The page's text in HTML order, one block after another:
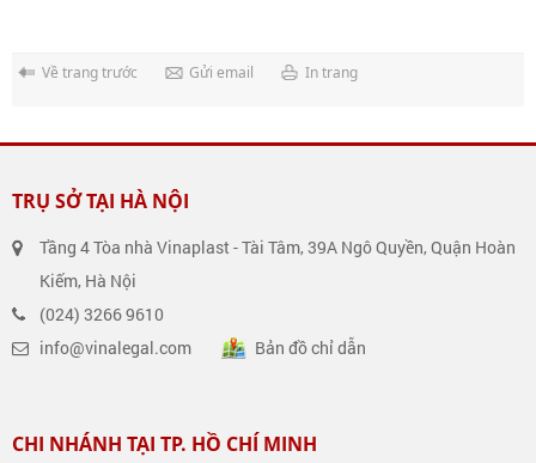
Về trang trước Gửi email In trang
TRỤ SỞ TẠI HÀ NỘI
Tầng 4 Tòa nhà Vinaplast - Tài Tâm, 39A Ngô Quyền, Quận Hoàn
Kiếm, Hà Nội
(024) 3266 9610
info@vinalegal.com
Bản đồ chỉ dẫn
CHI NHÁNH TẠI TP. HỒ CHÍ MINH